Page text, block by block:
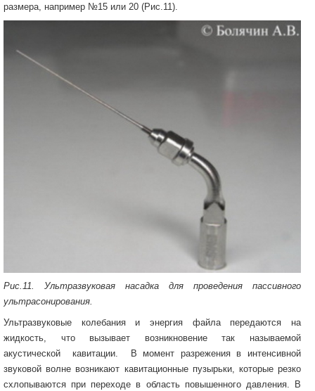
размера, например №15 или 20 (Рис.11).
Рис.11. Ультразвуковая насадка для проведения пассивного
ультрасонирования.
Ультразвуковые колебания и энергия файла передаются на
жидкость, что вызывает возникновение так называемой
акустической кавитации. В момент разрежения в интенсивной
звуковой волне возникают кавитационные пузырьки, которые резко
схлопываются при переходе в область повышенного давления. В